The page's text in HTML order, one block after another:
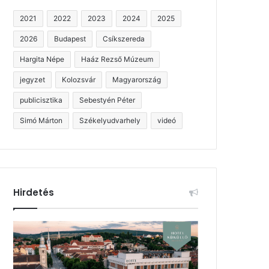
2021 2022 2023 2024 2025
2026 Budapest Csíkszereda
Hargita Népe Haáz Rezső Múzeum
jegyzet Kolozsvár Magyarország
publicisztika Sebestyén Péter
Simó Márton Székelyudvarhely videó
Hirdetés